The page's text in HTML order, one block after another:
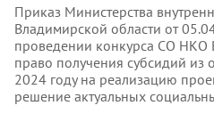
Приказ Министерства
Владимирской области от
проведении конкурса СО НКО
право получения субсидий из
2024 году на реализацию
решение актуальных